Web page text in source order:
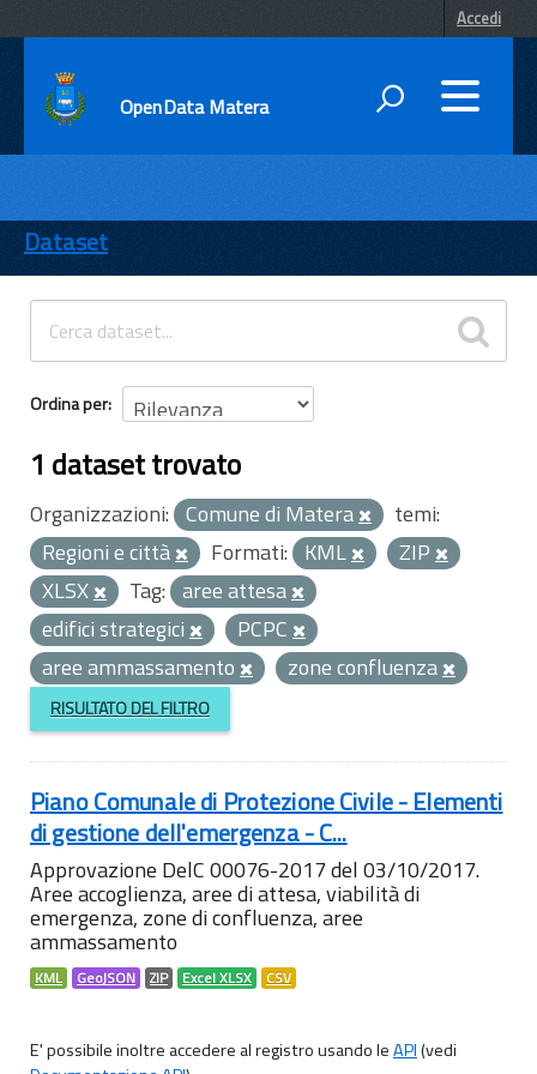
Accedi
OpenData Matera
ENTI
TEMI
INFORMAZIONI
Dataset
Ordina per
1 dataset trovato
Organizzazioni: Comune di Matera
temi:
Regioni e città
Formati: KML
ZIP
XLSX
Tag: aree attesa
edifici strategici
PCPC
aree ammassamento
zone confluenza
RISULTATO DEL FILTRO
Piano Comunale di Protezione Civile - Elementi
di gestione dell'emergenza - C...
Approvazione DelC 00076-2017 del 03/10/2017.
Aree accoglienza, aree di attesa, viabilità di
emergenza, zone di confluenza, aree
ammassamento
KML GeoJSON ZIP Excel XLSX CSV
E' possibile inoltre accedere al registro usando leAPI(vedi